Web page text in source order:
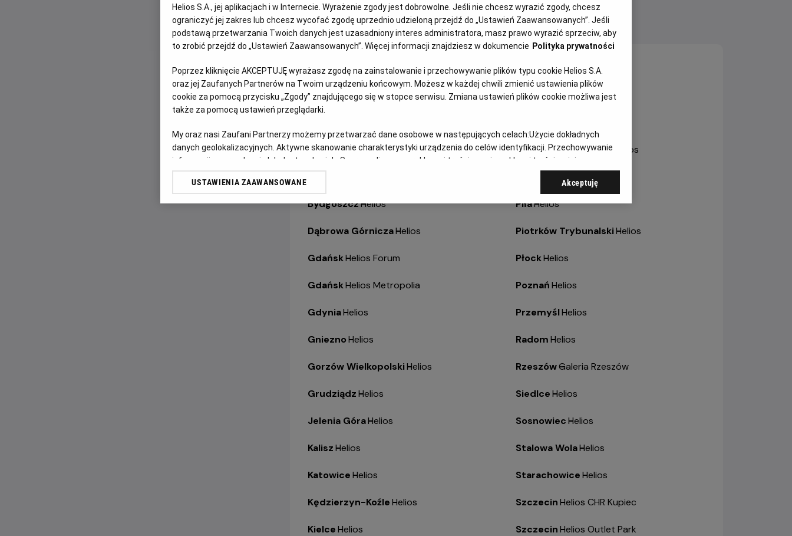
WYBIERZ SWOJE KINO ABY ZOBACZYĆ GODZINY SEANSÓW
Bełchatów-
Helios
Białystok-
Helios Alfa
Białystok-
Helios Jurowiecka
Bydgoszcz-
Helios
Dąbrowa Górnicza-
Helios
Gdańsk-
Helios Forum
Gdańsk-
Helios Metropolia
Gdynia-
Helios
Gniezno-
Helios
Gorzów Wielkopolski-
Helios
Grudziądz-
Helios
Jelenia Góra-
Helios
Kalisz-
Helios
Katowice-
Helios
Kędzierzyn-Koźle-
Helios
Kielce-
Helios
Olsztyn-
Helios
Opole-
Helios Karolinka
Ostrów Wielkopolski- Helios
-Helios
Piła-
Helios
Piotrków Trybunalski-
Helios
Płock-
Helios
Poznań-
Helios
Przemyśl-
Helios
Radom-
Helios
Rzeszów-
Galeria Rzeszów
Siedlce-
Helios
Sosnowiec-
Helios
Stalowa Wola-
Helios
Starachowice-
Helios
Szczecin-
Helios CHR Kupiec
Szczecin-
Helios Outlet Park
Helios S.A., jej aplikacjach i w Internecie. Wyrażenie zgody jest dobrowolne. Jeśli nie chcesz wyrazić zgody, chcesz
ograniczyć jej zakres lub chcesz wycofać zgodę uprzednio udzieloną przejdź do „Ustawień Zaawansowanych”. Jeśli
podstawą przetwarzania Twoich danych jest uzasadniony interes administratora, masz prawo wyrazić sprzeciw, aby
to zrobić przejdź do „Ustawień Zaawansowanych”. Więcej informacji znajdziesz w dokumencie Polityka prywatności
Poprzez kliknięcie AKCEPTUJĘ wyrażasz zgodę na zainstalowanie i przechowywanie plików typu cookie Helios S.A.
oraz jej Zaufanych Partnerów na Twoim urządzeniu końcowym. Możesz w każdej chwili zmienić ustawienia plików
cookie za pomocą przycisku „Zgody” znajdującego się w stopce serwisu. Zmiana ustawień plików cookie możliwa jest
także za pomocą ustawień przeglądarki.
My oraz nasi Zaufani Partnerzy możemy przetwarzać dane osobowe w następujących celach:Użycie dokładnych
danych geolokalizacyjnych. Aktywne skanowanie charakterystyki urządzenia do celów identyfikacji. Przechowywanie
informacji na urządzeniu lub dostęp do nich. Spersonalizowane reklamy i treści, pomiar reklam i treści, opinie
odbiorców i ulepszanie usług.
USTAWIENIA ZAAWANSOWANE Akceptuję